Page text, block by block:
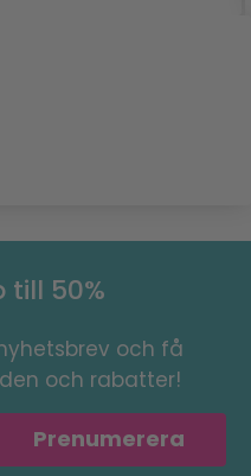
till 50%
och få
och rabatter!
Prenumerera